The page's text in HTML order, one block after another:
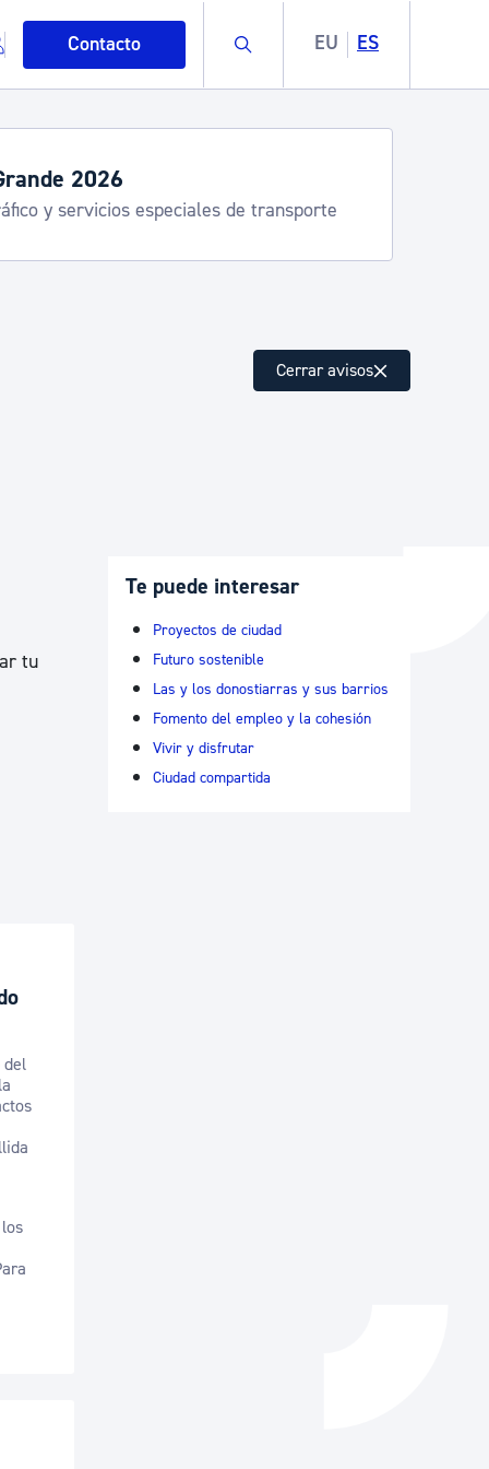
Contacto Buscar EU ES
y medioambiente
y convivencia
2026
y servicios especiales de transporte
Cerrar avisos
tu
del
Te puede interesar
Proyectos de ciudad
Futuro sostenible
Las y los donostiarras y sus barrios
Fomento del empleo y la cohesión
Vivir y disfrutar
Ciudad compartida